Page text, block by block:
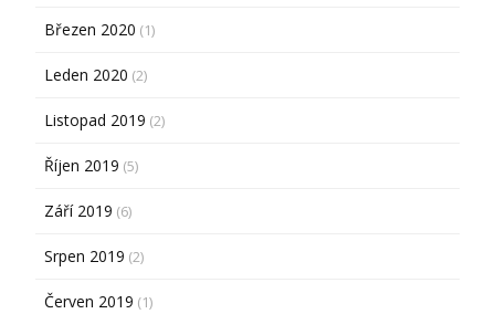
Březen 2020 (1)
Leden 2020 (2)
Listopad 2019 (2)
Říjen 2019 (5)
Září 2019 (6)
Srpen 2019 (2)
Červen 2019 (1)